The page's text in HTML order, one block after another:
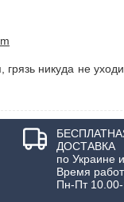
никуда не
ДОСТАВКА
по Украине
Время
Пн-Пт